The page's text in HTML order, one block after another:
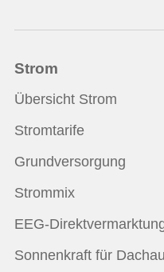
Strom
Übersicht Strom
Stromtarife
Grundversorgung
Strommix
EEG-
Sonnenkraft für Dachau